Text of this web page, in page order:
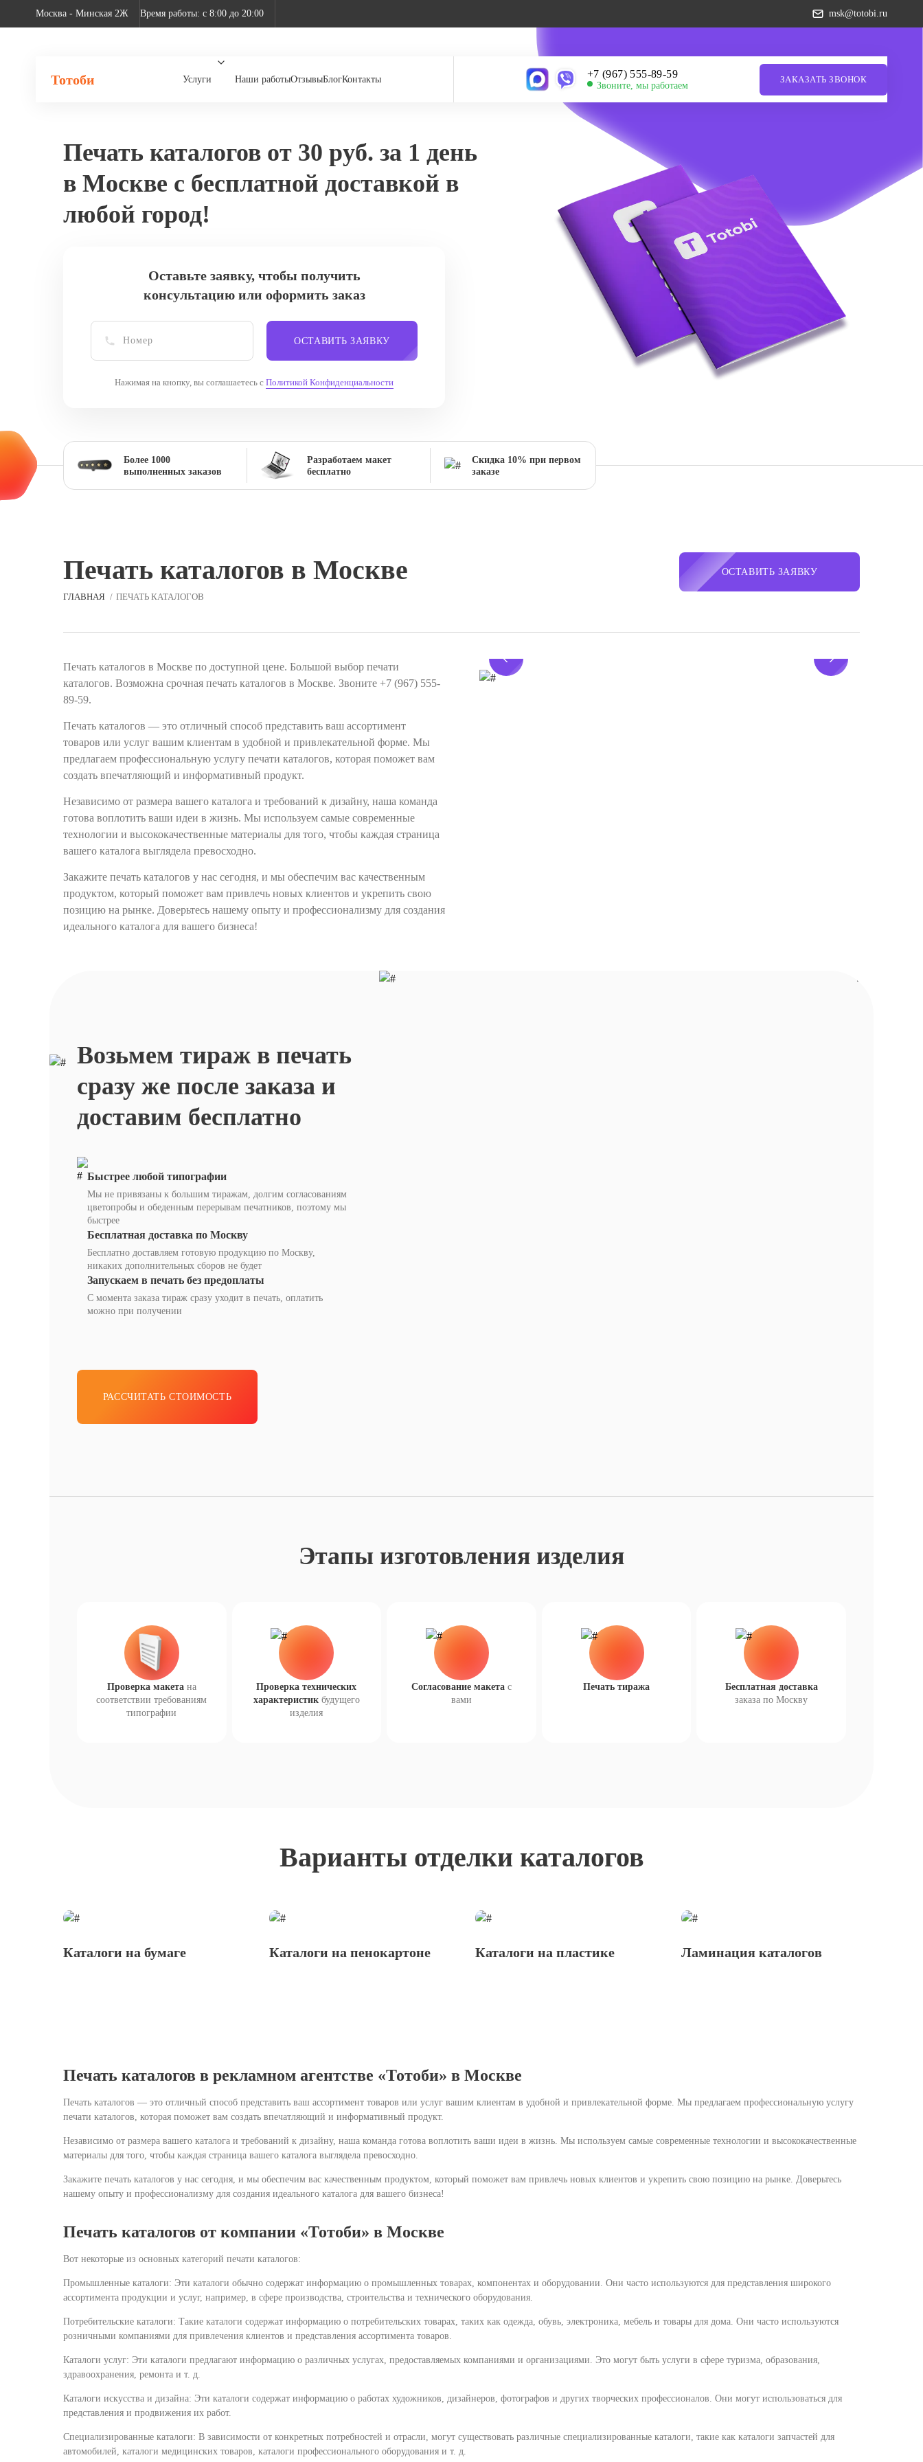
Москва - Минская 2Ж Время работы: с 8:00 до 20:00 msk@totobi.ru
Тотоби Услуги Наши работыОтзывыБлогКонтакты ‪+7 (967) 555-89-59
Звоните, мы работаем
ЗАКАЗАТЬ ЗВОНОК
Печать каталогов от 30 руб. за 1 день
в Москве с бесплатной доставкой в
любой город!
Оставьте заявку, чтобы получить
консультацию или оформить заказ
ОСТАВИТЬ ЗАЯВКУ
Нажимая на кнопку, вы соглашаетесь с Политикой Конфиденциальности
Более 1000
выполненных заказов
Разработаем макет
бесплатно
Скидка 10% при первом
заказе
Печать каталогов в Москве
ГЛАВНАЯ ПЕЧАТЬ КАТАЛОГОВ
ОСТАВИТЬ ЗАЯВКУ
Печать каталогов — это отличный способ представить ваш ассортимент
товаров или услуг вашим клиентам в удобной и привлекательной форме. Мы
предлагаем профессиональную услугу печати каталогов, которая поможет вам
создать впечатляющий и информативный продукт.
Независимо от размера вашего каталога и требований к дизайну, наша команда
готова воплотить ваши идеи в жизнь. Мы используем самые современные
технологии и высококачественные материалы для того, чтобы каждая страница
вашего каталога выглядела превосходно.
Закажите печать каталогов у нас сегодня, и мы обеспечим вас качественным
продуктом, который поможет вам привлечь новых клиентов и укрепить свою
позицию на рынке. Доверьтесь нашему опыту и профессионализму для создания
идеального каталога для вашего бизнеса!
Печать каталогов в Москве по доступной цене. Большой выбор печати
каталогов. Возможна срочная печать каталогов в Москве. Звоните ‪+7 (967) 555-
89-59.
Возьмем тираж в печать
сразу же после заказа и
доставим бесплатно
Быстрее любой типографии
Мы не привязаны к большим тиражам, долгим согласованиям
цветопробы и обеденным перерывам печатников, поэтому мы
быстрее
Бесплатная доставка по Москву
Бесплатно доставляем готовую продукцию по Москву,
никаких дополнительных сборов не будет
Запускаем в печать без предоплаты
С момента заказа тираж сразу уходит в печать, оплатить
можно при получении
РАССЧИТАТЬ СТОИМОСТЬ
Этапы изготовления изделия
Проверка макетана
соответствии требованиям
типографии
Проверка технических
характеристикбудущего
изделия
Согласование макетас
вами
Печать тиража
Бесплатная доставка
заказа по Москву
Варианты отделки каталогов
Каталоги на бумаге Каталоги на пенокартоне Каталоги на пластике Ламинация каталогов
Печать каталогов в рекламном агентстве «Тотоби» в Москве
Печать каталогов — это отличный способ представить ваш ассортимент товаров или услуг вашим клиентам в удобной и привлекательной форме. Мы предлагаем профессиональную услугу
печати каталогов, которая поможет вам создать впечатляющий и информативный продукт.
Независимо от размера вашего каталога и требований к дизайну, наша команда готова воплотить ваши идеи в жизнь. Мы используем самые современные технологии и высококачественные
материалы для того, чтобы каждая страница вашего каталога выглядела превосходно.
Закажите печать каталогов у нас сегодня, и мы обеспечим вас качественным продуктом, который поможет вам привлечь новых клиентов и укрепить свою позицию на рынке. Доверьтесь
нашему опыту и профессионализму для создания идеального каталога для вашего бизнеса!
Печать каталогов от компании «Тотоби» в Москве
Вот некоторые из основных категорий печати каталогов:
Промышленные каталоги: Эти каталоги обычно содержат информацию о промышленных товарах, компонентах и оборудовании. Они часто используются для представления широкого
ассортимента продукции и услуг, например, в сфере производства, строительства и технического оборудования.
Потребительские каталоги: Такие каталоги содержат информацию о потребительских товарах, таких как одежда, обувь, электроника, мебель и товары для дома. Они часто используются
розничными компаниями для привлечения клиентов и представления ассортимента товаров.
Каталоги услуг: Эти каталоги предлагают информацию о различных услугах, предоставляемых компаниями и организациями. Это могут быть услуги в сфере туризма, образования,
здравоохранения, ремонта и т. д.
Каталоги искусства и дизайна: Эти каталоги содержат информацию о работах художников, дизайнеров, фотографов и других творческих профессионалов. Они могут использоваться для
представления и продвижения их работ.
Специализированные каталоги: В зависимости от конкретных потребностей и отрасли, могут существовать различные специализированные каталоги, такие как каталоги запчастей для
автомобилей, каталоги медицинских товаров, каталоги профессионального оборудования и т. д.